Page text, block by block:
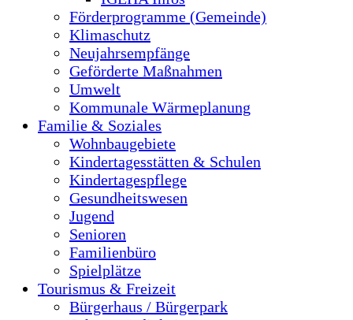
Förderprogramme (Gemeinde)
Klimaschutz
Neujahrsempfänge
Geförderte Maßnahmen
Umwelt
Kommunale Wärmeplanung
Familie & Soziales
Wohnbaugebiete
Kindertagesstätten & Schulen
Kindertagespflege
Gesundheitswesen
Jugend
Senioren
Familienbüro
Spielplätze
Tourismus & Freizeit
Bürgerhaus / Bürgerpark